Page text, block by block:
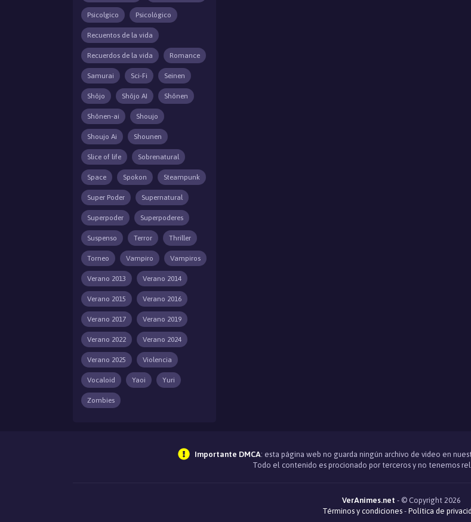
Psicolgico Psicológico
Recuentos de la vida
Recuerdos de la vida Romance
Samurai Sci-Fi Seinen
Shōjo Shōjo AI Shōnen
Shōnen-ai Shoujo
Shoujo Ai Shounen
Slice of life Sobrenatural
Space Spokon Steampunk
Super Poder Supernatural
Superpoder Superpoderes
Suspenso Terror Thriller
Torneo Vampiro Vampiros
Verano 2013 Verano 2014
Verano 2015 Verano 2016
Verano 2017 Verano 2019
Verano 2022 Verano 2024
Verano 2025 Violencia
Vocaloid Yaoi Yuri
Zombies
Importante DMCA: esta página web no guarda ningún archivo de video en
Todo el contenido es procionado por terceros y no tenemos
VerAnimes.net - © Copyright 2026
Términos y condiciones- Política de